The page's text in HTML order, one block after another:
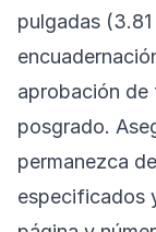
pulgadas
aprobación
posgrado.
permanezca
especificados